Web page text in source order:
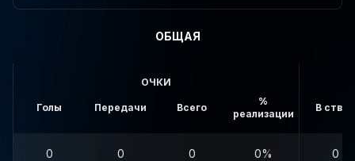
ОБЩАЯ
ОЧКИ
Голы Передачи Всего
%
реализации
В створ
0 0 0 0% 0